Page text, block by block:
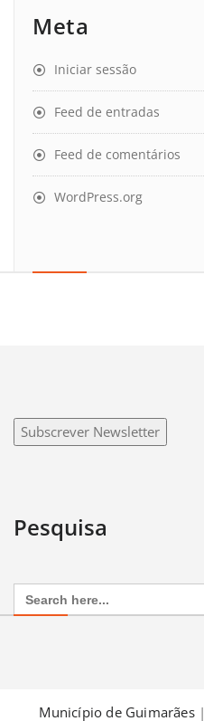
Meta
Iniciar sessão
Feed de entradas
Feed de comentários
WordPress.org
Subscrever Newsletter
Pesquisa
Search
for:
Município de Guimarães|